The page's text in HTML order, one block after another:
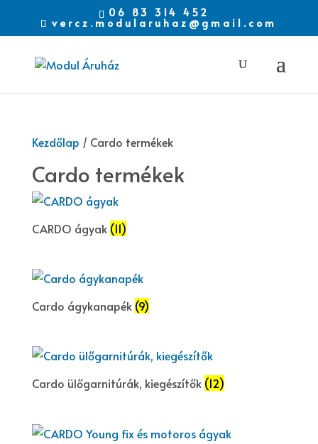
06 83 314 452
vercz.modularuhaz@gmail.com
Kezdőlap / Cardo termékek
Cardo termékek
CARDO ágyak (11)
Cardo ágykanapék (9)
Cardo ülőgarnitúrák, kiegészítők (12)